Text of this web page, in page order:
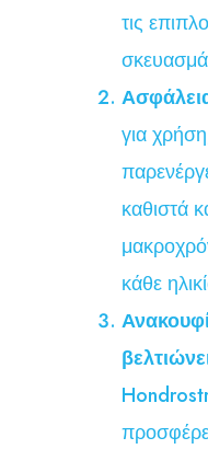
τις
για
καθιστά
κάθε